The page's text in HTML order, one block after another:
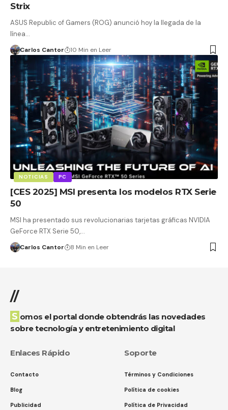
Strix
ASUS Republic of Gamers (ROG) anunció hoy la llegada de la
línea…
Carlos Cantor 10 Min en Leer
NOTICIAS PC
[CES 2025] MSI presenta los modelos RTX Serie
50
MSI ha presentado sus revolucionarias tarjetas gráficas NVIDIA
GeForce RTX Serie 50,…
Carlos Cantor 8 Min en Leer
//
Somos el portal donde obtendrás las novedades
sobre tecnología y entretenimiento digital
Enlaces Rápido
Contacto
Blog
Publicidad
Soporte
Términos y Condiciones
Política de cookies
Política de Privacidad